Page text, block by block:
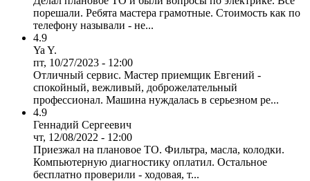
порешали. Ребята мастера грамотные. Стоимость как по
телефону называли - не...
4.9
Ya Y.
пт, 10/27/2023 - 12:00
Отличный сервис. Мастер приемщик Евгений -
спокойный, вежливый, доброжелательный
профессионал. Машина нуждалась в серьезном ре...
4.9
Геннадий Сергеевич
чт, 12/08/2022 - 12:00
Приезжал на плановое ТО. Фильтра, масла, колодки.
Компьютерную диагностику оплатил. Остальное
бесплатно проверили - ходовая, т...